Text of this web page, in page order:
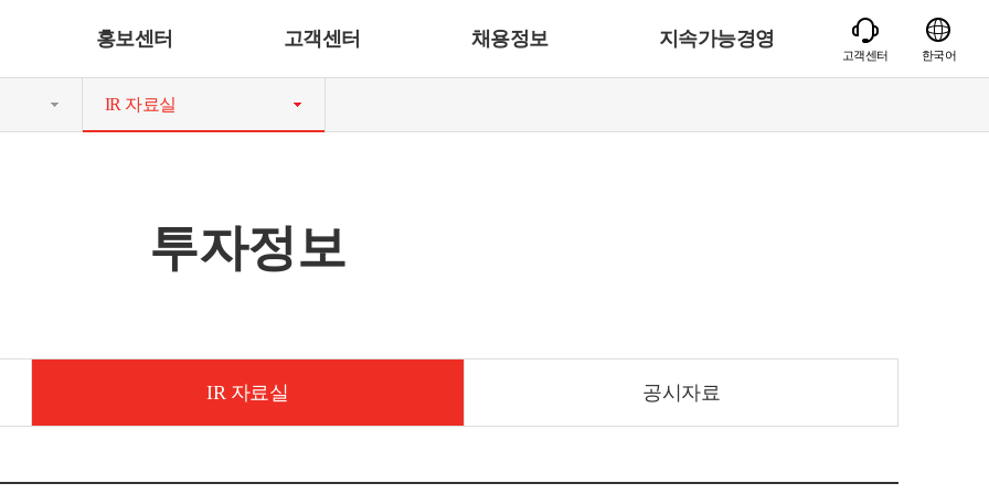
홍보센터 고객센터 채용정보 지속가능경영
고객센터 한국어
IR 자료실
투자정보
IR 자료실 공시자료